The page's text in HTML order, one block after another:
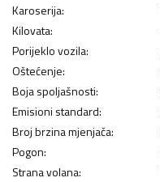
Karoserija:
Kilovata:
Porijeklo vozila:
Oštećenje:
Boja spoljašnosti:
Emisioni standard:
Broj brzina mjenjača:
Pogon:
Strana volana: